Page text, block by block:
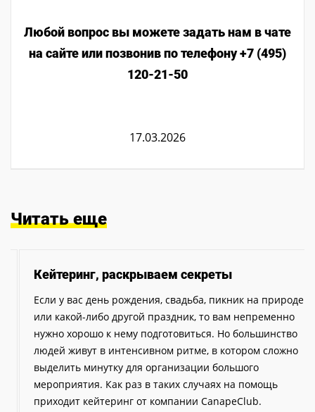
Любой вопрос вы можете задать нам в чате
на сайте или позвонив по телефону +7 (495)
120-21-50
17.03.2026
Читать еще
Кейтеринг, раскрываем секреты
Если у вас день рождения, свадьба, пикник на природе
или какой-либо другой праздник, то вам непременно
нужно хорошо к нему подготовиться. Но большинство
людей живут в интенсивном ритме, в котором сложно
выделить минутку для организации большого
мероприятия. Как раз в таких случаях на помощь
приходит кейтеринг от компании CanapeClub.